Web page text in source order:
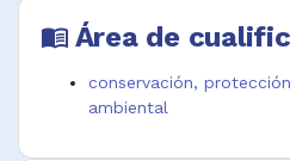
menu_book Área de
conservación,
ambiental